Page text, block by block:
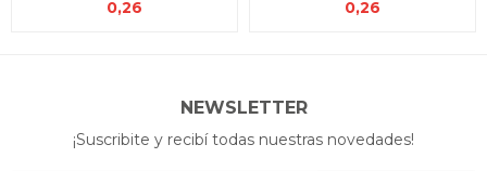
0,26 0,26
NEWSLETTER
¡Suscribite y recibí todas nuestras novedades!